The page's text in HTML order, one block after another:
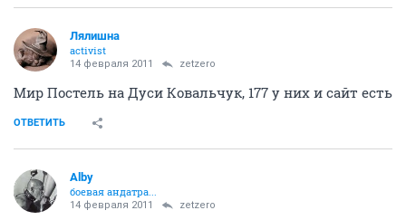
Лялишна
activist
14 февраля 2011 zetzero
Мир Постель на Дуси Ковальчук, 177 у них и сайт есть
ОТВЕТИТЬ
Alby
боевая андатра...
14 февраля 2011 zetzero